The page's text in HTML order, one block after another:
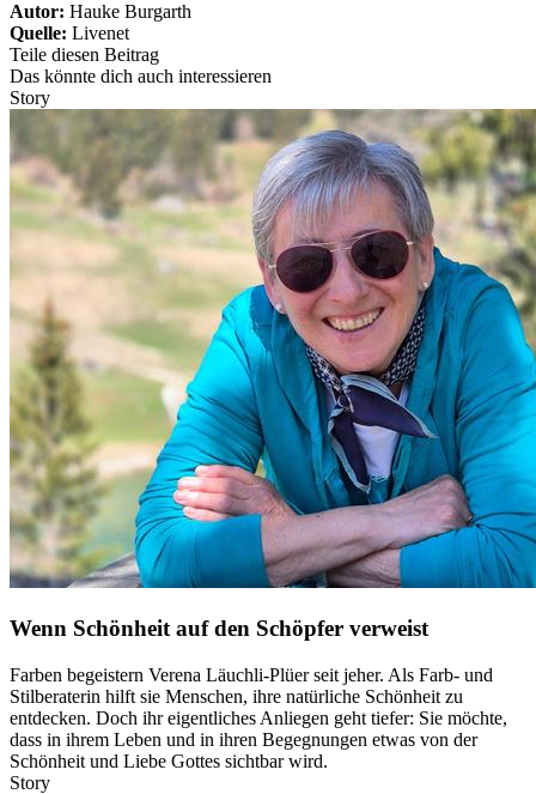
Autor: Hauke Burgarth
Quelle: Livenet
Teile diesen Beitrag
Das könnte dich auch interessieren
Story
Wenn Schönheit auf den Schöpfer verweist
Farben begeistern Verena Läuchli-Plüer seit jeher. Als Farb- und
Stilberaterin hilft sie Menschen, ihre natürliche Schönheit zu
entdecken. Doch ihr eigentliches Anliegen geht tiefer: Sie möchte,
dass in ihrem Leben und in ihren Begegnungen etwas von der
Schönheit und Liebe Gottes sichtbar wird.
Story